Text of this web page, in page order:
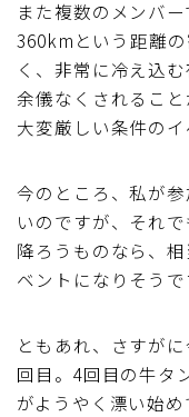
また複数のメンバ
360kmという距離
く、非常に冷え込
余儀なくされるこ
大変厳しい条件のイ
今のところ、私が
いのですが、それ
降ろうものなら、
ベントになりそうで
ともあれ、さすが
回目。4回目の牛タ
がようやく漂い始